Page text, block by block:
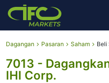
Dagangan Pasaran Saham Beli
7013 -
IHI Corp.